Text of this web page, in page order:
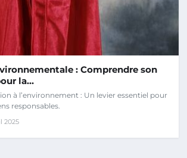
: Comprendre son
la…
à l’environnement : Un levier essentiel pour
responsables.
2025